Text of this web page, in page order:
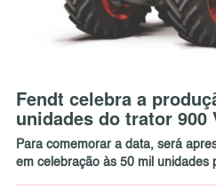
Fendt celebra a
unidades do trator 900
Para comemorar a data, será
em celebração às 50 mil unidades